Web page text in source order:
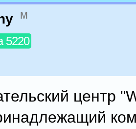
м
5220
центр